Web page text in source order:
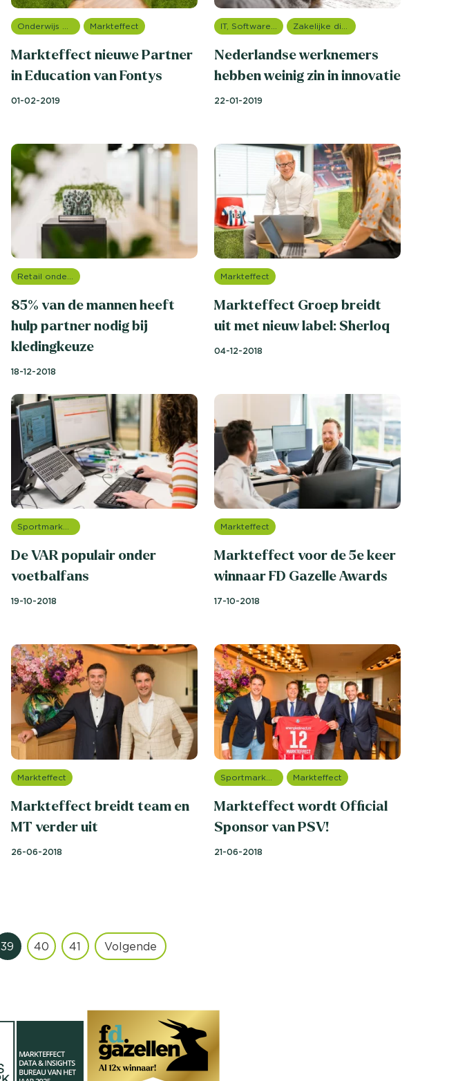
Onderwijs onderzoek Markteffect
Markteffect nieuwe Partner
in Education van Fontys
01-02-2019
IT, Software & Telecom Zakelijke dienstverlening (B2B)
Nederlandse werknemers
hebben weinig zin in innovatie
22-01-2019
Retail onderzoek
85% van de mannen heeft
hulp partner nodig bij
kledingkeuze
18-12-2018
Markteffect
Markteffect Groep breidt
uit met nieuw label: Sherloq
04-12-2018
Sportmarketing onderzoek
De VAR populair onder
voetbalfans
19-10-2018
Markteffect
Markteffect voor de 5e keer
winnaar FD Gazelle Awards
17-10-2018
Markteffect
Markteffect breidt team en
MT verder uit
26-06-2018
Markteffect
Markteffect wordt Official
Sponsor van PSV!
21-06-2018
Volgende
39 40 41